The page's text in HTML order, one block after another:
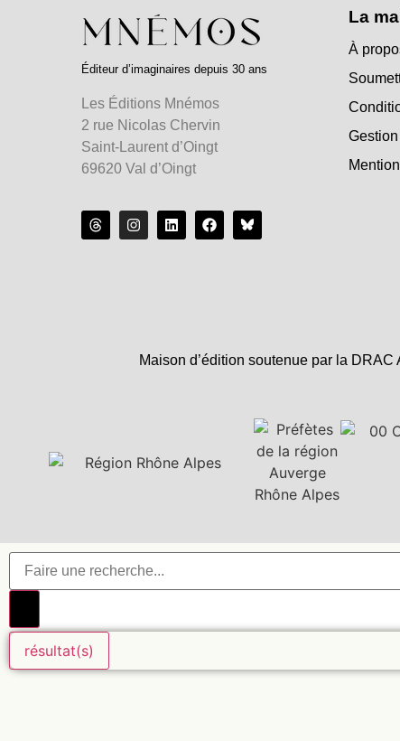
Éditeur d’imaginaires depuis 30 ans
Les Éditions Mnémos
2 rue Nicolas Chervin
Saint-Laurent d’Oingt
69620 Val d’Oingt
La
À
Maison d’édition soutenue par la
résultat(s)